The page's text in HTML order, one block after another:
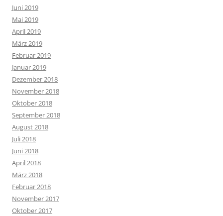
Juni 2019
Mai 2019
April 2019
März 2019
Februar 2019
Januar 2019
Dezember 2018
November 2018
Oktober 2018
September 2018
August 2018
Juli 2018
Juni 2018
April 2018
März 2018
Februar 2018
November 2017
Oktober 2017